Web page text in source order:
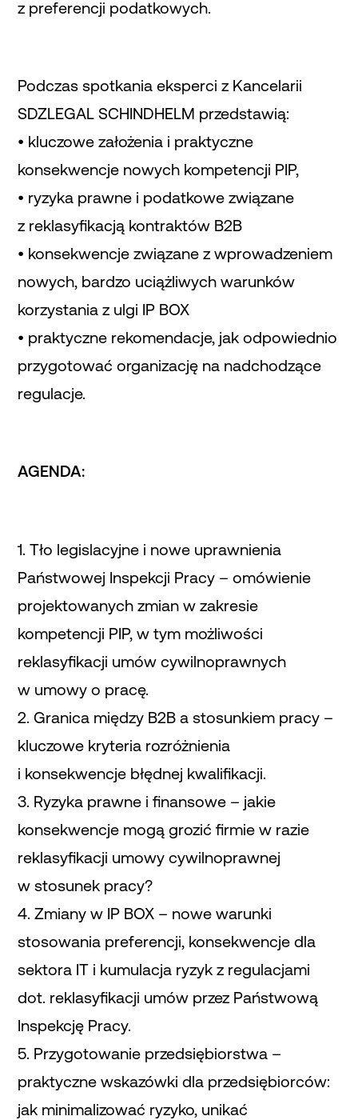
z preferencji podatkowych.
Podczas spotkania eksperci z Kancelarii
SDZLEGAL SCHINDHELM przedstawią:
• kluczowe założenia i praktyczne
konsekwencje nowych kompetencji PIP,
• ryzyka prawne i podatkowe związane
z reklasyfikacją kontraktów B2B
• konsekwencje związane z wprowadzeniem
nowych, bardzo uciążliwych warunków
korzystania z ulgi IP BOX
• praktyczne rekomendacje, jak odpowiednio
przygotować organizację na nadchodzące
regulacje.
AGENDA:
1. Tło legislacyjne i nowe uprawnienia
Państwowej Inspekcji Pracy – omówienie
projektowanych zmian w zakresie
kompetencji PIP, w tym możliwości
reklasyfikacji umów cywilnoprawnych
w umowy o pracę.
2. Granica między B2B a stosunkiem pracy –
kluczowe kryteria rozróżnienia
i konsekwencje błędnej kwalifikacji.
3. Ryzyka prawne i finansowe – jakie
konsekwencje mogą grozić firmie w razie
reklasyfikacji umowy cywilnoprawnej
w stosunek pracy?
4. Zmiany w IP BOX – nowe warunki
stosowania preferencji, konsekwencje dla
sektora IT i kumulacja ryzyk z regulacjami
dot. reklasyfikacji umów przez Państwową
Inspekcję Pracy.
5. Przygotowanie przedsiębiorstwa –
praktyczne wskazówki dla przedsiębiorców:
jak minimalizować ryzyko, unikać